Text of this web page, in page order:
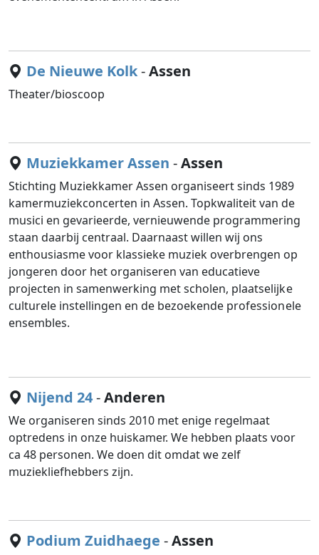
De Nieuwe Kolk-Assen
Theater/bioscoop
Muziekkamer Assen -Assen
Stichting Muziekkamer Assen organiseert sinds 1989
kamermuziekconcerten in Assen. Topkwaliteit van de
musici en gevarieerde, vernieuwende programmering
staan daarbij centraal. Daarnaast willen wij ons
enthousiasme voor klassieke muziek overbrengen op
jongeren door het organiseren van educatieve
projecten in samenwerking met scholen, plaatselijke
culturele instellingen en de bezoekende professionele
ensembles.
Nijend 24-Anderen
We organiseren sinds 2010 met enige regelmaat
optredens in onze huiskamer. We hebben plaats voor
ca 48 personen. We doen dit omdat we zelf
muziekliefhebbers zijn.
Podium Zuidhaege -Assen